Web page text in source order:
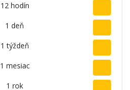
12 hodín
1 deň
1 týždeň
1 mesiac
1 rok